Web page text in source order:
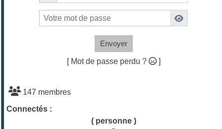
Envoyer
[ Mot de passe perdu ? ]
147 membres
Connectés :
( personne )